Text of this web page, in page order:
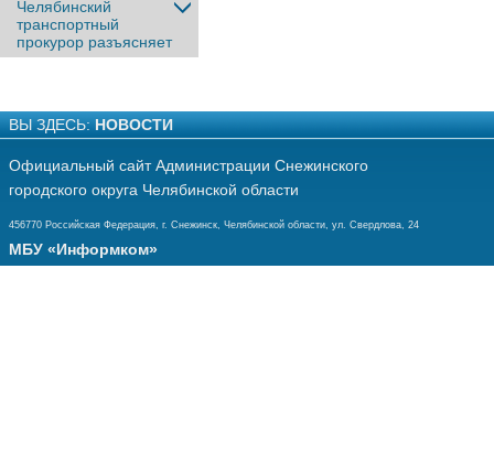
Челябинский
транспортный
прокурор разъясняет
ВЫ ЗДЕСЬ: НОВОСТИ
Официальный сайт Администрации Снежинского
городского округа Челябинской области
456770 Российская Федерация, г. Снежинск, Челябинской области, ул. Свердлова, 24
МБУ «Информком»